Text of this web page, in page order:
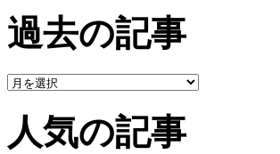
過去の記事
人気の記事